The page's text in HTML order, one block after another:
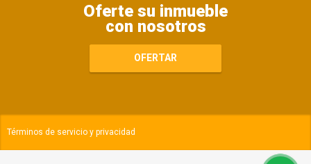
Oferte su inmueble
con nosotros
OFERTAR
Términos de servicio y privacidad